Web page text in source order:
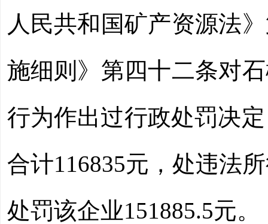
人民共和国矿产资源法
施细则》第四十二条对
行为作出过行政处罚决
合计116835元，处违法
处罚该企业151885.5元